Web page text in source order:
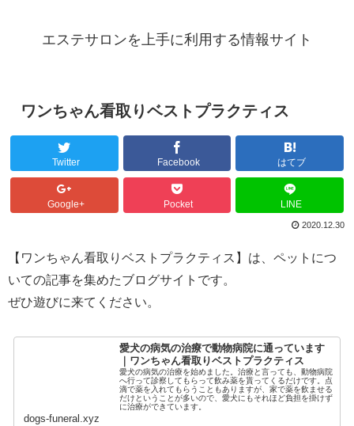
エステサロンを上手に利用する情報サイト
ワンちゃん看取りベストプラクティス
Twitter Facebook はてブ
Google+ Pocket LINE
2020.12.30
【ワンちゃん看取りベストプラクティス】は、ペットにつ
いての記事を集めたブログサイトです。
ぜひ遊びに来てください。
愛犬の病気の治療で動物病院に通っています
｜ワンちゃん看取りベストプラクティス
愛犬の病気の治療を始めました。治療と言っても、動物病院
へ行って診察してもらって飲み薬を貰ってくるだけです。点
滴で薬を入れてもらうこともありますが、家で薬を飲ませる
だけということが多いので、愛犬にもそれほど負担を掛けず
に治療ができています。
dogs-funeral.xyz